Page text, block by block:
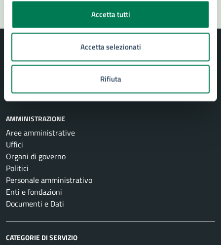
Accetta tutti
Accetta selezionati
Rifiuta
AMMINISTRAZIONE
Aree amministrative
Uffici
Organi di governo
Politici
Personale amministrativo
Enti e fondazioni
Documenti e Dati
CATEGORIE DI SERVIZIO